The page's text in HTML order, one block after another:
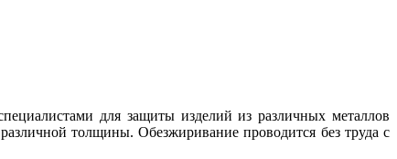
для защиты изделий из различных металлов
толщины. Обезжиривание проводится без труда с